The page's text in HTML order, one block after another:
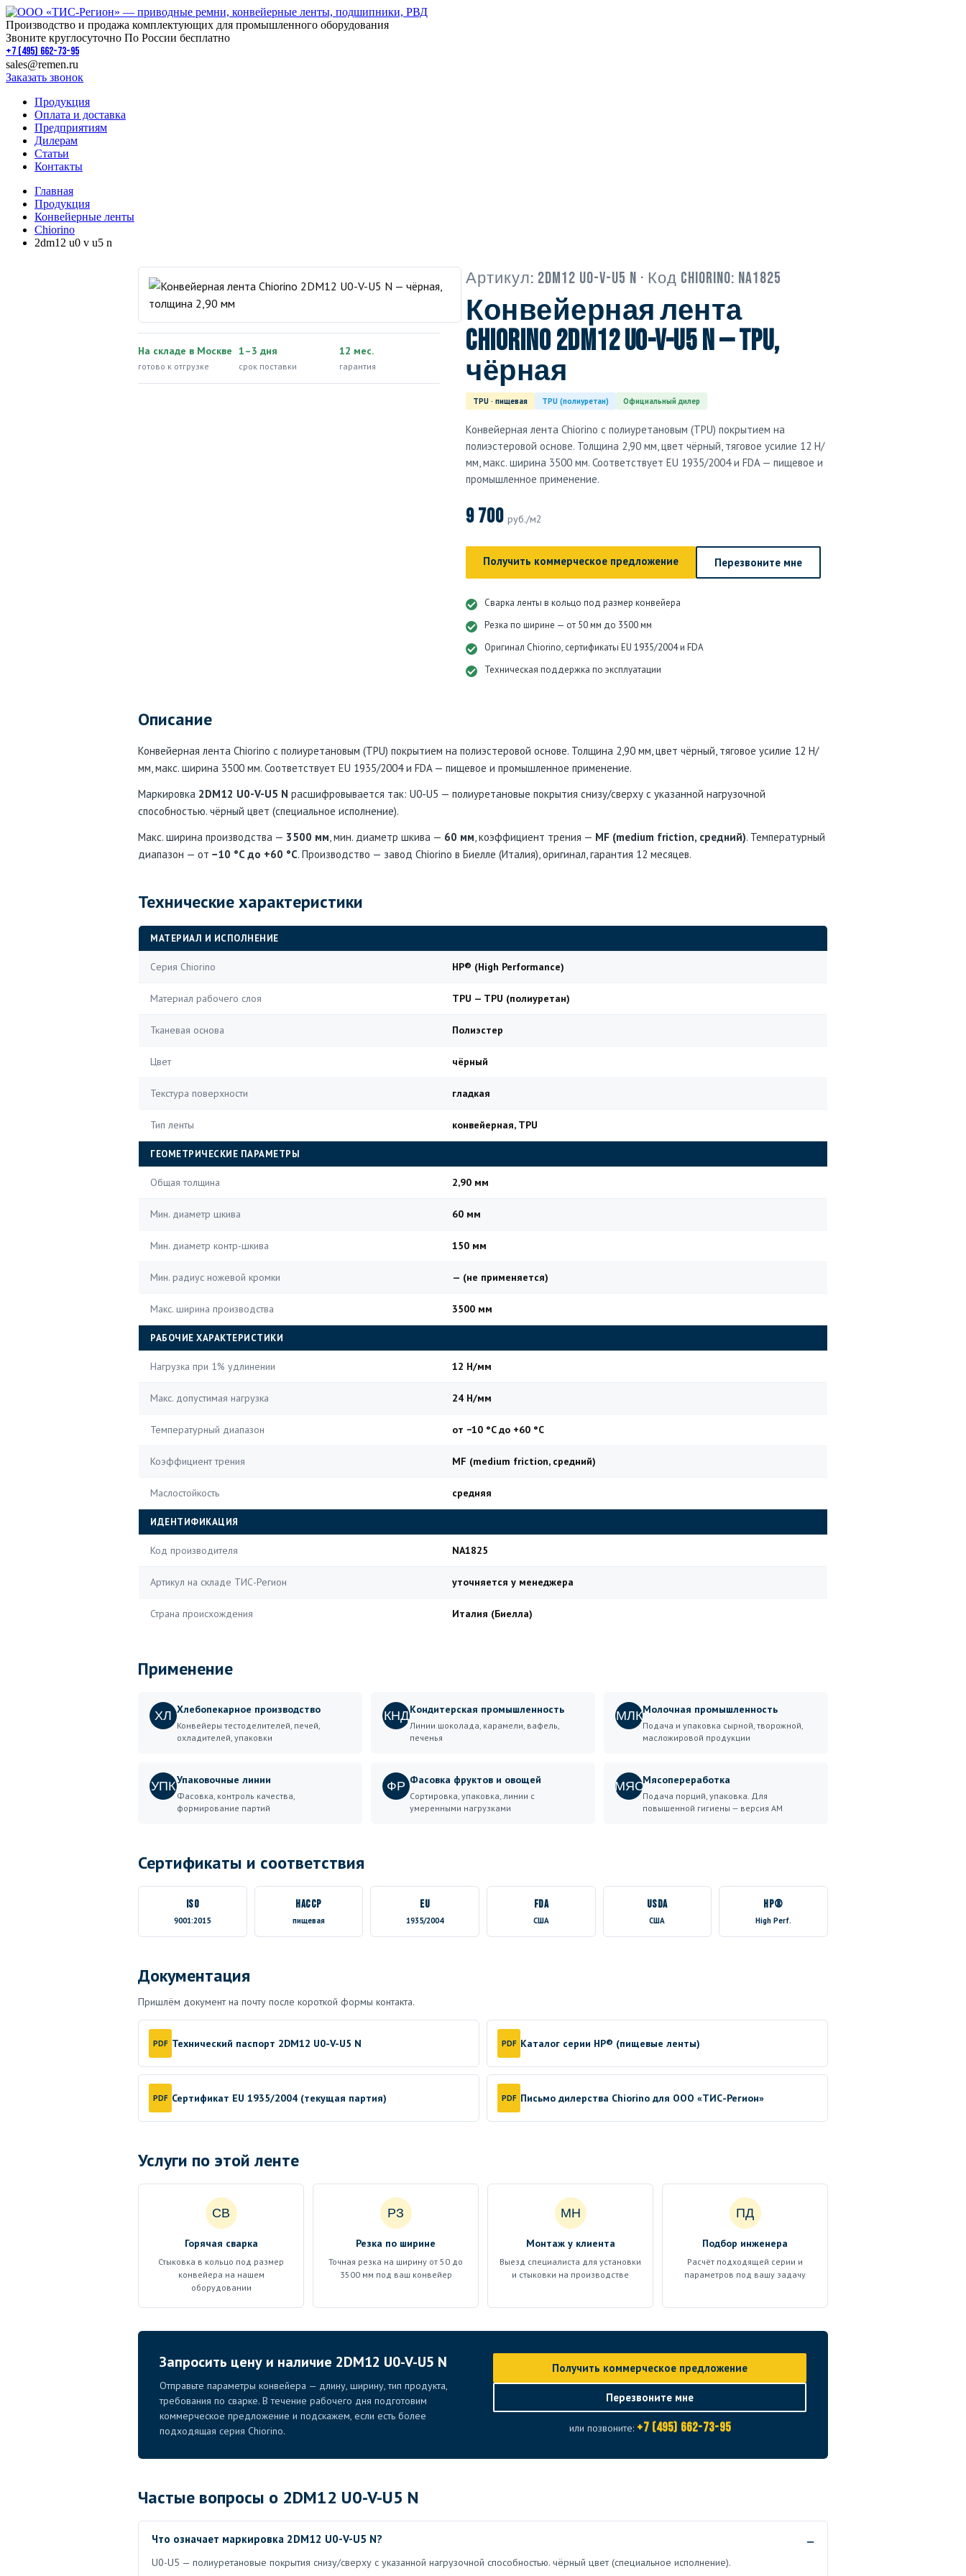
Производство и продажа комплектующих для промышленного оборудования
Звоните круглосуточно По России бесплатно
+7 (495) 662-73-95
sales@remen.ru
Заказать звонок
Продукция
Оплата и доставка
Предприятиям
Дилерам
Статьи
Контакты
Главная
Продукция
Конвейерные ленты
Chiorino
2dm12 u0 v u5 n
На складе в Москве
готово к отгрузке
1–3 дня
срок поставки
12 мес.
гарантия
Артикул: 2DM12 U0-V-U5 N · Код Chiorino: NA1825
Конвейерная лента
Chiorino 2DM12 U0-V-U5 N — TPU,
чёрная
TPU · пищевая TPU (полиуретан) Официальный дилер
Конвейерная лента Chiorino с полиуретановым (TPU) покрытием на
полиэстеровой основе. Толщина 2,90 мм, цвет чёрный, тяговое усилие 12 Н/
мм, макс. ширина 3500 мм. Соответствует EU 1935/2004 и FDA — пищевое и
промышленное применение.
9 700 руб./м2
Получить коммерческое предложение Перезвоните мне
Сварка ленты в кольцо под размер конвейера
Резка по ширине — от 50 мм до 3500 мм
Оригинал Chiorino, сертификаты EU 1935/2004 и FDA
Техническая поддержка по эксплуатации
Описание
Конвейерная лента Chiorino с полиуретановым (TPU) покрытием на полиэстеровой основе. Толщина 2,90 мм, цвет чёрный, тяговое усилие 12 Н/
мм, макс. ширина 3500 мм. Соответствует EU 1935/2004 и FDA — пищевое и промышленное применение.
Маркировка 2DM12 U0-V-U5 N расшифровывается так: U0-U5 — полиуретановые покрытия снизу/сверху с указанной нагрузочной
способностью. чёрный цвет (специальное исполнение).
Макс. ширина производства — 3500 мм, мин. диаметр шкива — 60 мм, коэффициент трения — MF (medium friction, средний). Температурный
диапазон — от −10 °C до +60 °C. Производство — завод Chiorino в Биелле (Италия), оригинал, гарантия 12 месяцев.
Технические характеристики
МАТЕРИАЛ И ИСПОЛНЕНИЕ
Серия Chiorino HP® (High Performance)
Материал рабочего слоя TPU — TPU (полиуретан)
Тканевая основа Полиэстер
Цвет чёрный
Текстура поверхности гладкая
Тип ленты конвейерная, TPU
ГЕОМЕТРИЧЕСКИЕ ПАРАМЕТРЫ
Общая толщина 2,90 мм
Мин. диаметр шкива 60 мм
Мин. диаметр контр-шкива 150 мм
Мин. радиус ножевой кромки — (не применяется)
Макс. ширина производства 3500 мм
РАБОЧИЕ ХАРАКТЕРИСТИКИ
Нагрузка при 1% удлинении 12 Н/мм
Макс. допустимая нагрузка 24 Н/мм
Температурный диапазон от −10 °C до +60 °C
Коэффициент трения MF (medium friction, средний)
Маслостойкость средняя
ИДЕНТИФИКАЦИЯ
Код производителя NA1825
Артикул на складе ТИС-Регион уточняется у менеджера
Страна происхождения Италия (Биелла)
Применение
ХЛ Хлебопекарное производство
Конвейеры тестоделителей, печей,
охладителей, упаковки
КНДКондитерская промышленность
Линии шоколада, карамели, вафель,
печенья
МЛКМолочная промышленность
Подача и упаковка сырной, творожной,
масложировой продукции
УПКУпаковочные линии
Фасовка, контроль качества,
формирование партий
ФР Фасовка фруктов и овощей
Сортировка, упаковка, линии с
умеренными нагрузками
МЯСМясопереработка
Подача порций, упаковка. Для
повышенной гигиены — версия AM
Сертификаты и соответствия
ISO
9001:2015
HACCP
пищевая
EU
1935/2004
FDA
США
USDA
США
HP®
High Perf.
Документация
Пришлём документ на почту после короткой формы контакта.
PDF Технический паспорт 2DM12 U0-V-U5 N PDF Каталог серии HP® (пищевые ленты)
PDF Сертификат EU 1935/2004 (текущая партия) PDF Письмо дилерства Chiorino для ООО «ТИС-Регион»
Услуги по этой ленте
СВ
Горячая сварка
Стыковка в кольцо под размер
конвейера на нашем
оборудовании
РЗ
Резка по ширине
Точная резка на ширину от 50 до
3500 мм под ваш конвейер
МН
Монтаж у клиента
Выезд специалиста для установки
и стыковки на производстве
ПД
Подбор инженера
Расчёт подходящей серии и
параметров под вашу задачу
Запросить цену и наличие 2DM12 U0-V-U5 N
Отправьте параметры конвейера — длину, ширину, тип продукта,
требования по сварке. В течение рабочего дня подготовим
коммерческое предложение и подскажем, если есть более
подходящая серия Chiorino.
Получить коммерческое предложение
Перезвоните мне
или позвоните: +7 (495) 662-73-95
Частые вопросы о 2DM12 U0-V-U5 N
Что означает маркировка 2DM12 U0-V-U5 N?
U0-U5 — полиуретановые покрытия снизу/сверху с указанной нагрузочной способностью. чёрный цвет (специальное исполнение).